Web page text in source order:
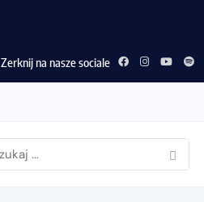
Zerknij na nasze sociale